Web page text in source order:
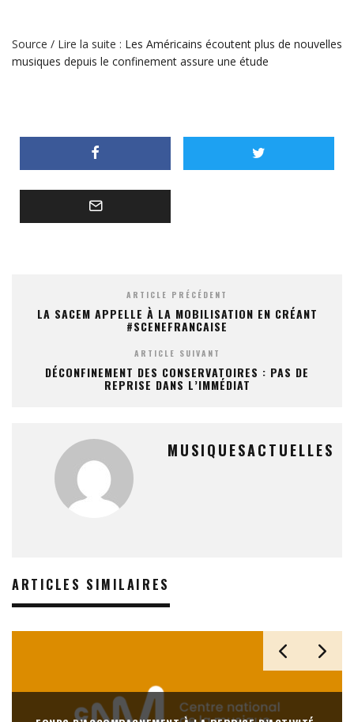
Source / Lire la suite : Les Américains écoutent plus de nouvelles
musiques depuis le confinement assure une étude
ARTICLE PRÉCÉDENT
LA SACEM APPELLE À LA MOBILISATION EN CRÉANT
#SCENEFRANCAISE
ARTICLE SUIVANT
DÉCONFINEMENT DES CONSERVATOIRES : PAS DE
REPRISE DANS L’IMMÉDIAT
MUSIQUESACTUELLES
ARTICLES SIMILAIRES